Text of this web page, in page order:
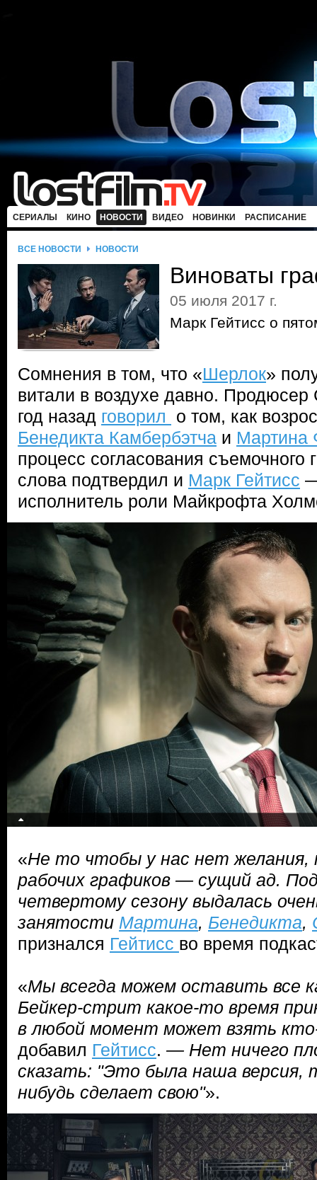
СЕРИАЛЫ КИНО НОВОСТИ ВИДЕО НОВИНКИ РАСПИСАНИЕ
ВСЕ НОВОСТИ НОВОСТИ
Виноваты
05 июля 2017 г.
Марк Гейтисс о
Сомнения в том, что «Шерлок»
витали в воздухе давно.
год назад говорил
о том, как
Бенедикта Камбербэтча и Мартина
процесс согласования съемочного
слова подтвердил и Марк Гейтисс
исполнитель роли Майкрофта
«Не то чтобы у нас нет желания,
рабочих графиков — сущий ад.
четвертому сезону выдалась
занятости Мартина, Бенедикта,
признался Гейтисс во время
«Мы всегда можем оставить все
Бейкер-стрит какое-то время
в любой момент может взять
добавил Гейтисс. — Нет ничего
сказать: "Это была наша версия,
нибудь сделает свою"».